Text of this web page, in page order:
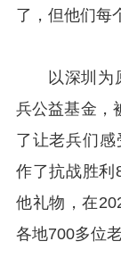
了，但他们每
以深圳
兵公益基金，
了让老兵们感
作了抗战胜利
他礼物，在
各地700多位